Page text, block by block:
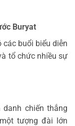
Buryat
các buổi biểu diễn
tổ chức nhiều sự
chiến thắng
tượng đài lớn